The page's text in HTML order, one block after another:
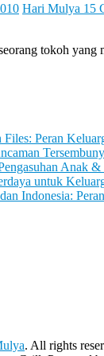
Hari Mulya 15
tokoh
Files: Peran
Anak &
untuk
Indonesia:
. All rights